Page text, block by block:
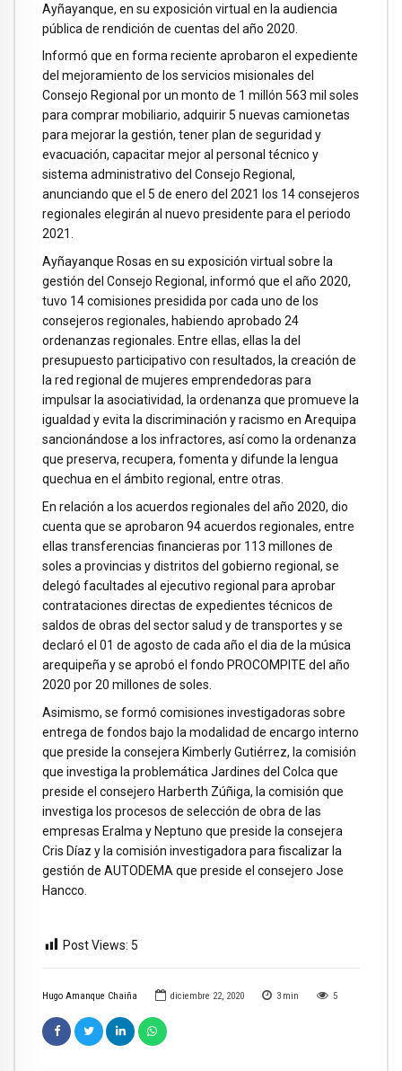
Hugo Amanque Chaiña diciembre 22, 2020 3 min 5
Ayñayanque, en su exposición virtual en la audiencia
pública de rendición de cuentas del año 2020.
Informó que en forma reciente aprobaron el expediente
del mejoramiento de los servicios misionales del
Consejo Regional por un monto de 1 millón 563 mil soles
para comprar mobiliario, adquirir 5 nuevas camionetas
para mejorar la gestión, tener plan de seguridad y
evacuación, capacitar mejor al personal técnico y
sistema administrativo del Consejo Regional,
anunciando que el 5 de enero del 2021 los 14 consejeros
regionales elegirán al nuevo presidente para el periodo
2021.
Ayñayanque Rosas en su exposición virtual sobre la
gestión del Consejo Regional, informó que el año 2020,
tuvo 14 comisiones presidida por cada uno de los
consejeros regionales, habiendo aprobado 24
ordenanzas regionales. Entre ellas, ellas la del
presupuesto participativo con resultados, la creación de
la red regional de mujeres emprendedoras para
impulsar la asociatividad, la ordenanza que promueve la
igualdad y evita la discriminación y racismo en Arequipa
sancionándose a los infractores, así como la ordenanza
que preserva, recupera, fomenta y difunde la lengua
quechua en el ámbito regional, entre otras.
En relación a los acuerdos regionales del año 2020, dio
cuenta que se aprobaron 94 acuerdos regionales, entre
ellas transferencias financieras por 113 millones de
soles a provincias y distritos del gobierno regional, se
delegó facultades al ejecutivo regional para aprobar
contrataciones directas de expedientes técnicos de
saldos de obras del sector salud y de transportes y se
declaró el 01 de agosto de cada año el dia de la música
arequipeña y se aprobó el fondo PROCOMPITE del año
2020 por 20 millones de soles.
Asimismo, se formó comisiones investigadoras sobre
entrega de fondos bajo la modalidad de encargo interno
que preside la consejera Kimberly Gutiérrez, la comisión
que investiga la problemática Jardines del Colca que
preside el consejero Harberth Zúñiga, la comisión que
investiga los procesos de selección de obra de las
empresas Eralma y Neptuno que preside la consejera
Cris Díaz y la comisión investigadora para fiscalizar la
gestión de AUTODEMA que preside el consejero Jose
Hancco.
Post Views: 5